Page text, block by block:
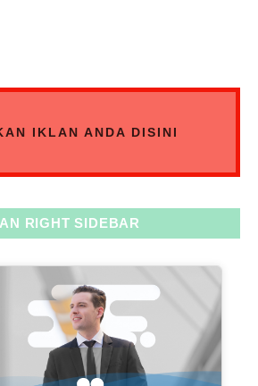
IKLAN ANDA DISINI
RIGHT SIDEBAR